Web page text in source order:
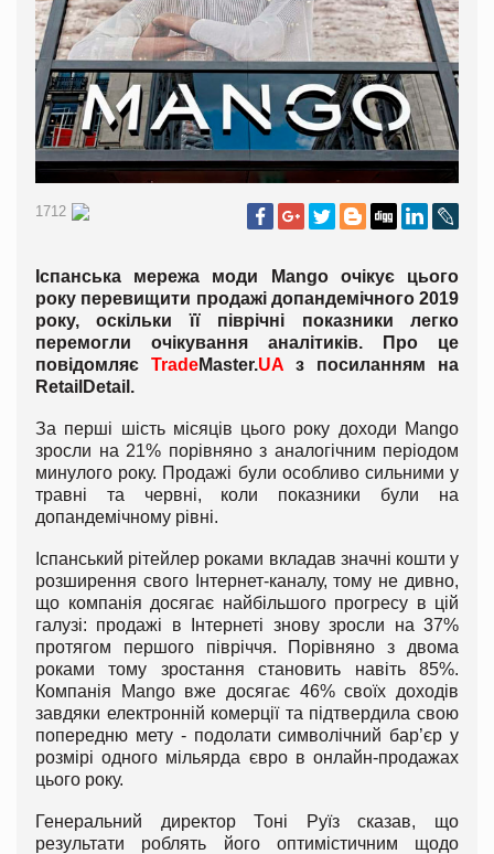
1712
Іспанська мережа моди Mango очікує цього
року перевищити продажі допандемічного 2019
року, оскільки її піврічні показники легко
перемогли очікування аналітиків. Про це
повідомляє TradeMaster.UA з посиланням на
Retail Detail .
За перші шість місяців цього року доходи Mango
зросли на 21% порівняно з аналогічним періодом
минулого року. Продажі були особливо сильними у
травні та червні, коли показники були на
допандемічному рівні.
Іспанський рітейлер роками вкладав значні кошти у
розширення свого Інтернет-каналу, тому не дивно,
що компанія досягає найбільшого прогресу в цій
галузі: продажі в Інтернеті знову зросли на 37%
протягом першого півріччя. Порівняно з двома
роками тому зростання становить навіть 85%.
Компанія Mango вже досягає 46% своїх доходів
завдяки електронній комерції та підтвердила свою
попередню мету - подолати символічний бар’єр у
розмірі одного мільярда євро в онлайн-продажах
цього року.
Генеральний директор Тоні Руїз сказав, що
результати роблять його оптимістичним щодо